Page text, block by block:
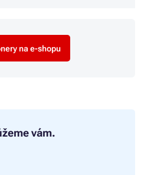
na e-shopu
vám.